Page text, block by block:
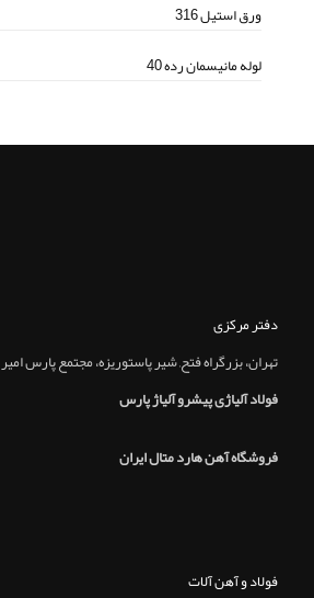
ورق استیل 316
لوله مانیسمان رده 40
دفتر مرکزی
تهران، بزرگراه فتح, شير پاستوريزه، مجتمع پارس امير
فولاد آلیاژی پیشرو آلیاژ پارس
فروشگاه آهن هارد متال ایران
فولاد و آهن آلات